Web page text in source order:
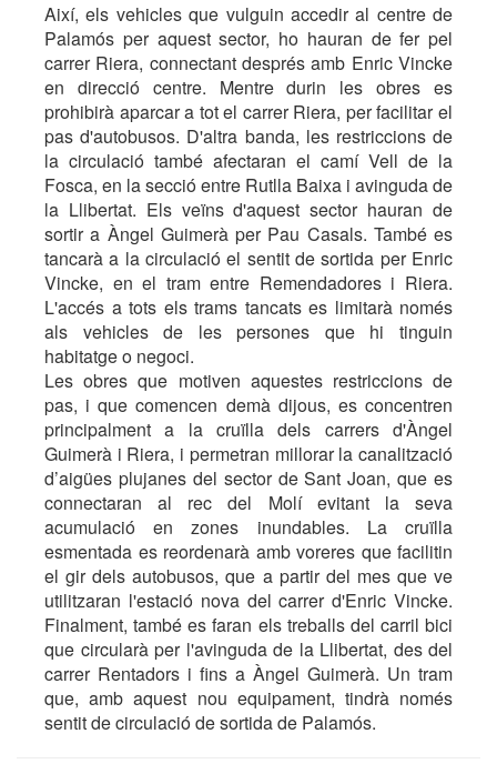
Així, els vehicles que vulguin accedir al centre de
Palamós per aquest sector, ho hauran de fer pel
carrer Riera, connectant després amb Enric Vincke
en direcció centre. Mentre durin les obres es
prohibirà aparcar a tot el carrer Riera, per facilitar el
pas d'autobusos. D'altra banda, les restriccions de
la circulació també afectaran el camí Vell de la
Fosca, en la secció entre Rutlla Baixa i avinguda de
la Llibertat. Els veïns d'aquest sector hauran de
sortir a Àngel Guimerà per Pau Casals. També es
tancarà a la circulació el sentit de sortida per Enric
Vincke, en el tram entre Remendadores i Riera.
L'accés a tots els trams tancats es limitarà només
als vehicles de les persones que hi tinguin
habitatge o negoci.
Les obres que motiven aquestes restriccions de
pas, i que comencen demà dijous, es concentren
principalment a la cruïlla dels carrers d'Àngel
Guimerà i Riera, i permetran millorar la canalització
d’aigües plujanes del sector de Sant Joan, que es
connectaran al rec del Molí evitant la seva
acumulació en zones inundables. La cruïlla
esmentada es reordenarà amb voreres que facilitin
el gir dels autobusos, que a partir del mes que ve
utilitzaran l'estació nova del carrer d'Enric Vincke.
Finalment, també es faran els treballs del carril bici
que circularà per l'avinguda de la Llibertat, des del
carrer Rentadors i fins a Àngel Guimerà. Un tram
que, amb aquest nou equipament, tindrà només
sentit de circulació de sortida de Palamós.